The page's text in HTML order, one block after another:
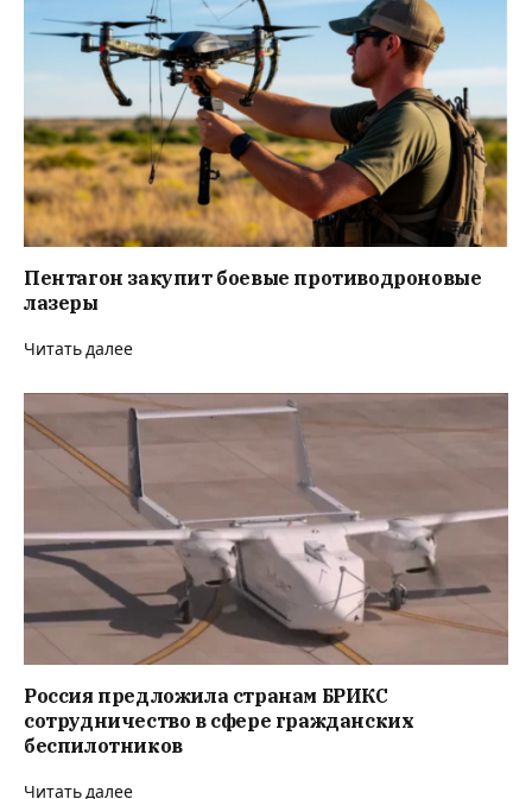
Пентагон закупит боевые противодроновые
лазеры
Читать далее
Россия предложила странам БРИКС
сотрудничество в сфере гражданских
беспилотников
Читать далее